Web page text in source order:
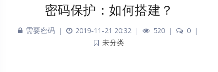
密码保护：如何搭建？
需要密码 | 2019-11-21 20:32 | 520 | 0 |
未分类